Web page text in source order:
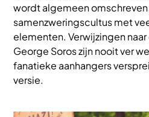
wordt algemeen
samenzweringscultus met
elementen. Verwijzingen
George Soros zijn nooit ver
fanatieke aanhangers
versie.